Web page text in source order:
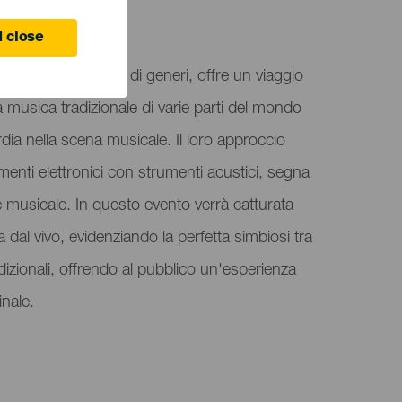
close
audace fusione di generi, offre un viaggio
tradizionale di varie parti del mondo
nella scena musicale. Il loro approccio
elettronici con strumenti acustici, segna
In questo evento verrà catturata
dal vivo, evidenziando la perfetta simbiosi tra
offrendo al pubblico un'esperienza